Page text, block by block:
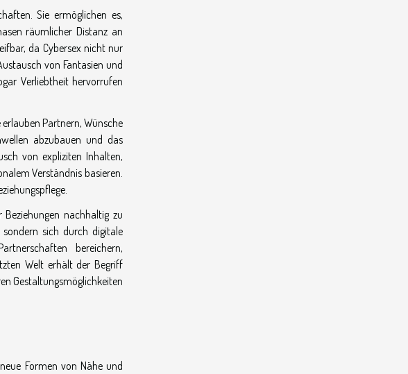
Sie ermöglichen es,
räumlicher Distanz an
da Cybersex nicht nur
von Fantasien und
Verliebtheit hervorrufen
Partnern, Wünsche
abzubauen und das
von expliziten Inhalten,
Verständnis basieren.
nachhaltig zu
sich durch digitale
bereichern,
Welt erhält der Begriff
Gestaltungsmöglichkeiten
Formen von Nähe und